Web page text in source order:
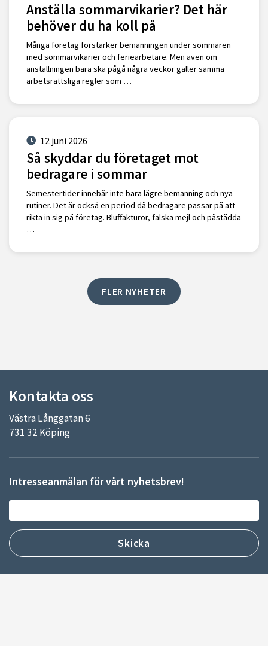
Anställa sommarvikarier? Det här
behöver du ha koll på
Många företag förstärker bemanningen under sommaren
med sommarvikarier och feriearbetare. Men även om
anställningen bara ska pågå några veckor gäller samma
arbetsrättsliga regler som …
12 juni 2026
Så skyddar du företaget mot
bedragare i sommar
Semestertider innebär inte bara lägre bemanning och nya
rutiner. Det är också en period då bedragare passar på att
rikta in sig på företag. Bluffakturor, falska mejl och påstådda
…
FLER NYHETER
Kontakta oss
Västra Långgatan 6
731 32 Köping
Intresseanmälan för vårt nyhetsbrev!